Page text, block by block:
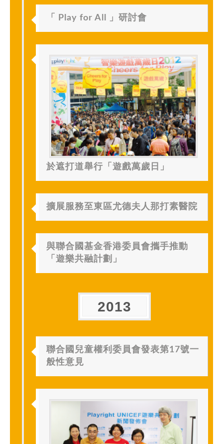
「 Play for All 」研討會
於遮打道舉行「遊戲萬歲日」
擴展服務至東區尤德夫人那打素醫院
與聯合國基金香港委員會攜手推動
「遊樂共融計劃」
2013
聯合國兒童權利委員會發表第17號一
般性意見